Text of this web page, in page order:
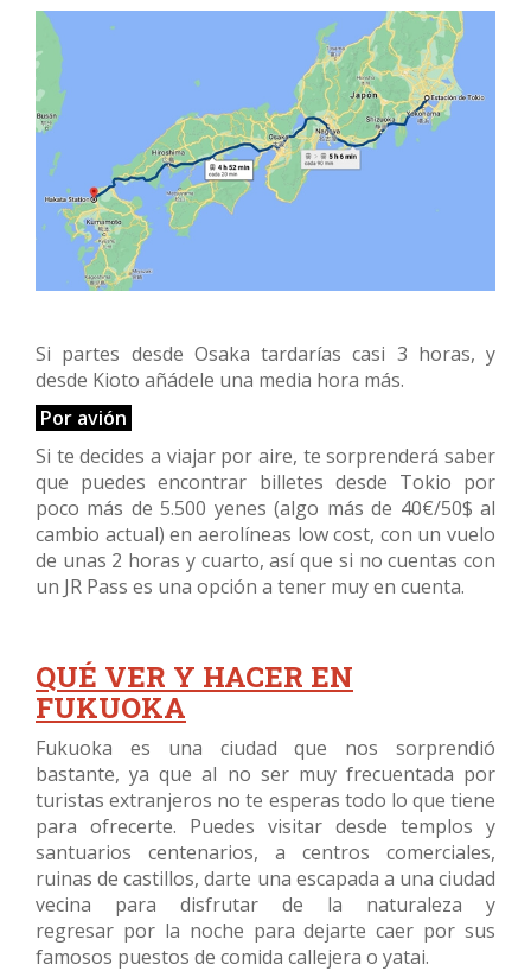
Si partes desde Osaka tardarías casi 3 horas, y
desde Kioto añádele una media hora más.
Por avión
Si te decides a viajar por aire, te sorprenderá saber
que puedes encontrar billetes desde Tokio por
poco más de 5.500 yenes (algo más de 40€/50$ al
cambio actual) en aerolíneas low cost, con un vuelo
de unas 2 horas y cuarto, así que si no cuentas con
un JR Pass es una opción a tener muy en cuenta.
QUÉ VER Y HACER EN
FUKUOKA
Fukuoka es una ciudad que nos sorprendió
bastante, ya que al no ser muy frecuentada por
turistas extranjeros no te esperas todo lo que tiene
para ofrecerte. Puedes visitar desde templos y
santuarios centenarios, a centros comerciales,
ruinas de castillos, darte una escapada a una ciudad
vecina para disfrutar de la naturaleza y
regresar por la noche para dejarte caer por sus
famosos puestos de comida callejera o yatai.